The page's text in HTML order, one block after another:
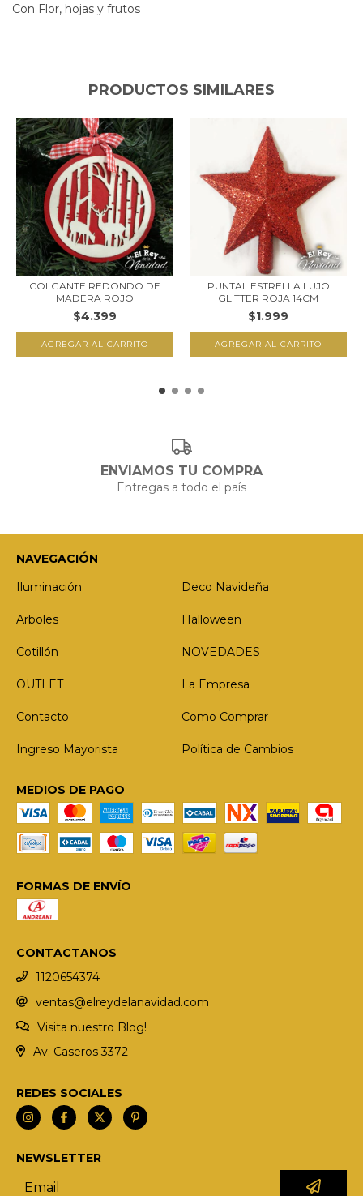
Con Flor, hojas y frutos
PRODUCTOS SIMILARES
COLGANTE REDONDO DE
MADERA ROJO
$4.399
PUNTAL ESTRELLA LUJO
GLITTER ROJA 14CM
$1.999
ENVIAMOS TU COMPRA
Entregas a todo el país
NAVEGACIÓN
Iluminación
Deco Navideña
Arboles Halloween
Cotillón NOVEDADES
OUTLET La Empresa
Contacto Como Comprar
Ingreso Mayorista Política de Cambios
MEDIOS DE PAGO
FORMAS DE ENVÍO
CONTACTANOS
1120654374
ventas@elreydelanavidad.com
Visita nuestro Blog!
Av. Caseros 3372
REDES SOCIALES
NEWSLETTER